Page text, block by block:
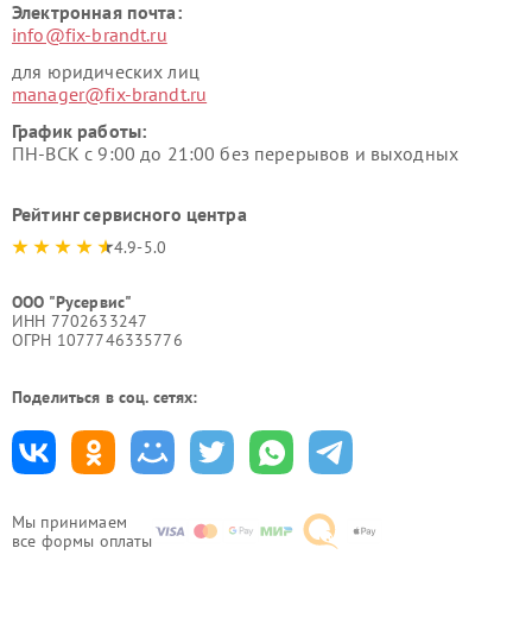
Мы принимаем
все формы оплаты
Электронная почта:
info@fix-brandt.ru
для юридических лиц
manager@fix-brandt.ru
График работы:
ПН-ВСК с 9:00 до 21:00 без перерывов и выходных
Рейтинг сервисного центра
4.9-5.0
ООО "Русервис"
ИНН 7702633247
ОГРН 1077746335776
Поделиться в соц. сетях: